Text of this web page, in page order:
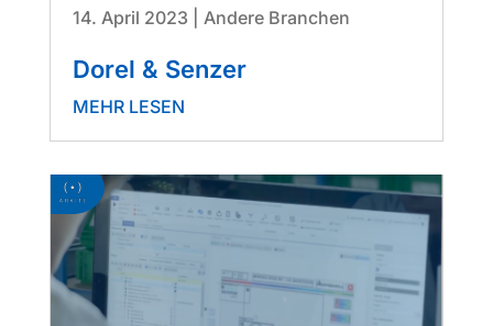
Dorel & Senzer
14. April 2023 Andere Branchen
MEHR LESEN